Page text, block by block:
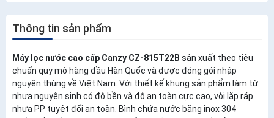
Thông tin sản phẩm
Máy lọc nước cao cấp Canzy CZ-815T22B sản xuất theo tiêu
chuẩn quy mô hàng đầu Hàn Quốc và được đóng gói nhập
nguyên thùng về Việt Nam. Với thiết kế khung sản phẩm làm từ
nhựa nguyên sinh có độ bền và độ an toàn cực cao, vòi lắp ráp
nhựa PP tuyệt đối an toàn. Bình chứa nước bằng inox 304